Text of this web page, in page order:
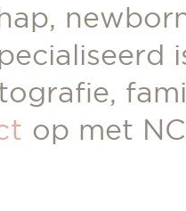
op met